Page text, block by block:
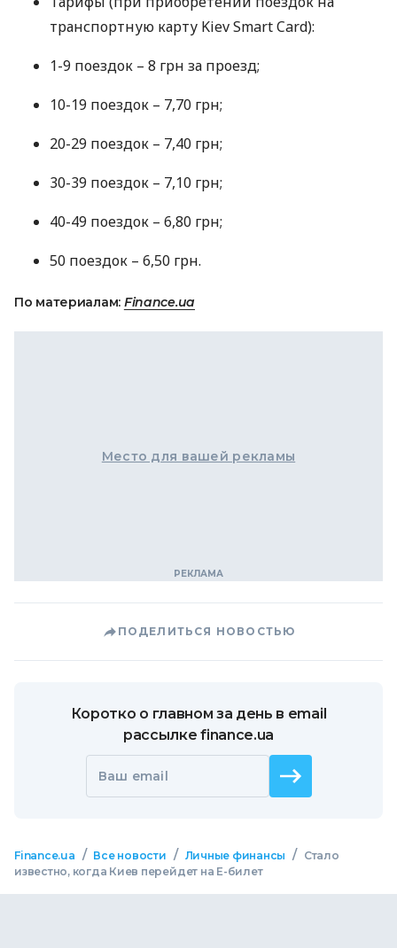
транспортную карту Kiev Smart Card):
1-9 поездок – 8 грн за проезд;
10-19 поездок – 7,70 грн;
20-29 поездок – 7,40 грн;
30-39 поездок – 7,10 грн;
40-49 поездок – 6,80 грн;
50 поездок – 6,50 грн.
По материалам: Finance.ua
Место для вашей рекламы
ПОДЕЛИТЬСЯ НОВОСТЬЮ
Коротко о главном за день в email
рассылке finance.ua
Ваш email
Finance.ua / Все новости / Личные финансы /
Стало
известно, когда Киев перейдет на Е-билет